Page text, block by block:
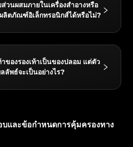
ณสมบัติต่อต้านการปลอมแปลงที่
งความเข้มงวด เราจะออกผลลัพธ์
สถานการณ์ข้างต้นและดำเนินการ
มัติ
หลัก หากส่วนประกอบต่างๆ เช่น
ม เข็ม หรือเพชรหลังการขายไม่ใช่
กอบที่ไม่ใช่ของแท้เหล่านี้ใน
ากคุณไม่ให้ภาพถ่ายการเคลื่อนไหว
กับตัวเรือนภายนอกเท่านั้น
วนผสมภายในเครื่องสำอางหรือ
ลิตภัณฑ์อิเล็กทรอนิกส์ได้หรือไม่?
ข้อสรุปการตรวจสอบของเราขึ้น
าพภายนอกของผลิตภัณฑ์เท่านั้น
กลภายใน หรือฮาร์ดแวร์
ซอฟต์แวร์ผ่านภาพถ่ายได้
ของรองเท้าเป็นของปลอม แต่ตัว
ลัพธ์จะเป็นอย่างไร?
มวดหมู่เฉพาะเช่นนาฬิกา
บายไม่อดทนอดกลั้นอย่างเข้มงวด
รวจสอบมีส่วนประกอบของปลอม
และข้อกำหนดการคุ้มครองทาง